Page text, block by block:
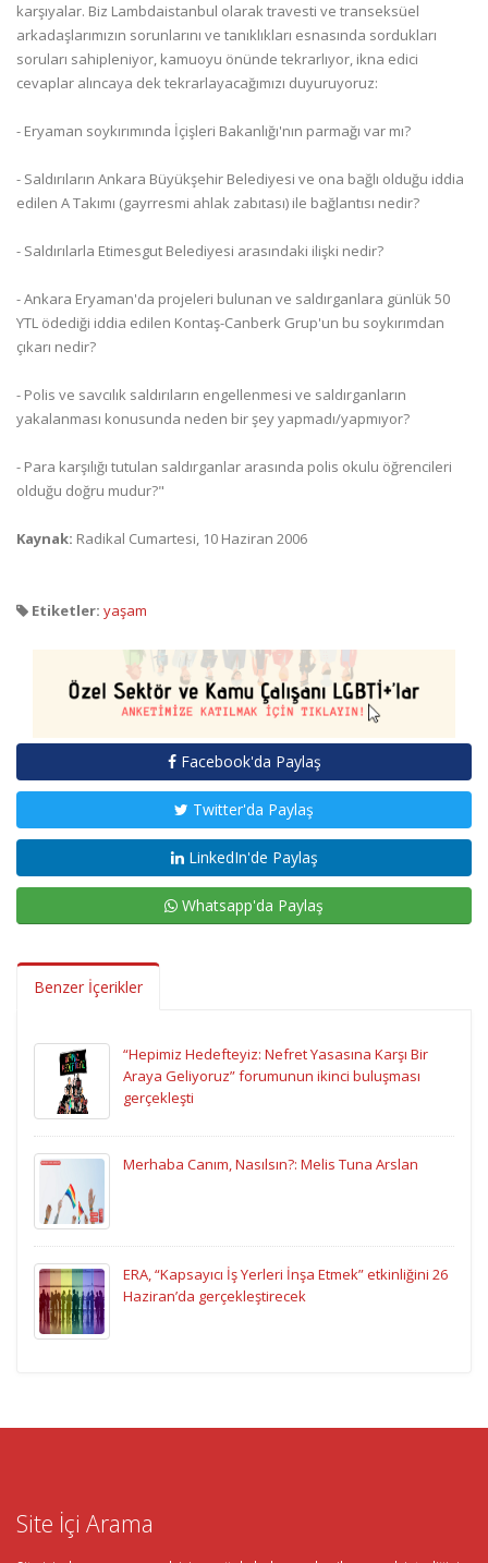
karşıyalar. Biz Lambdaistanbul olarak travesti ve transeksüel
arkadaşlarımızın sorunlarını ve tanıklıkları esnasında sordukları
soruları sahipleniyor, kamuoyu önünde tekrarlıyor, ikna edici
cevaplar alıncaya dek tekrarlayacağımızı duyuruyoruz:
- Eryaman soykırımında İçişleri Bakanlığı'nın parmağı var mı?
- Saldırıların Ankara Büyükşehir Belediyesi ve ona bağlı olduğu iddia
edilen A Takımı (gayrresmi ahlak zabıtası) ile bağlantısı nedir?
- Saldırılarla Etimesgut Belediyesi arasındaki ilişki nedir?
- Ankara Eryaman'da projeleri bulunan ve saldırganlara günlük 50
YTL ödediği iddia edilen Kontaş-Canberk Grup'un bu soykırımdan
çıkarı nedir?
- Polis ve savcılık saldırıların engellenmesi ve saldırganların
yakalanması konusunda neden bir şey yapmadı/yapmıyor?
- Para karşılığı tutulan saldırganlar arasında polis okulu öğrencileri
olduğu doğru mudur?"
Kaynak: Radikal Cumartesi, 10 Haziran 2006
Etiketler: yaşam
Facebook'da Paylaş
Twitter'da Paylaş
LinkedIn'de Paylaş
Whatsapp'da Paylaş
Benzer İçerikler
“Hepimiz Hedefteyiz: Nefret Yasasına Karşı Bir
Araya Geliyoruz” forumunun ikinci buluşması
gerçekleşti
Merhaba Canım, Nasılsın?: Melis Tuna Arslan
ERA, “Kapsayıcı İş Yerleri İnşa Etmek” etkinliğini 26
Haziran’da gerçekleştirecek
Site İçi Arama